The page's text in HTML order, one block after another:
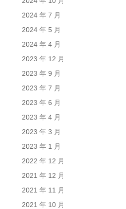
2024 年 7 月
2024 年 5 月
2024 年 4 月
2023 年 12 月
2023 年 9 月
2023 年 7 月
2023 年 6 月
2023 年 4 月
2023 年 3 月
2023 年 1 月
2022 年 12 月
2021 年 12 月
2021 年 11 月
2021 年 10 月